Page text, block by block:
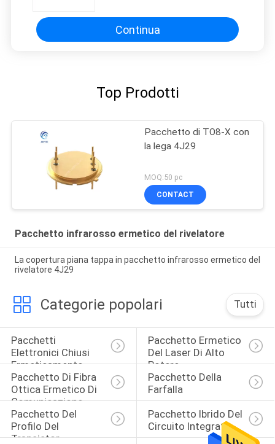
Continua
Top Prodotti
Pacchetto di TO8-X con
la lega 4J29
MOQ:50 pc
CONTACT
Pacchetto infrarosso ermetico del rivelatore
La copertura piana tappa in pacchetto infrarosso ermetico del
rivelatore 4J29
Categorie popolari Tutti
Pacchetti
Elettronici Chiusi
Ermeticamente
Pacchetto Ermetico
Del Laser Di Alto
Potere
Pacchetto Di Fibra
Ottica Ermetico Di
Comunicazione
Pacchetto Della
Farfalla
Pacchetto Del
Profilo Del
Transistor
Pacchetto Ibrido Del
Circuito Integrato